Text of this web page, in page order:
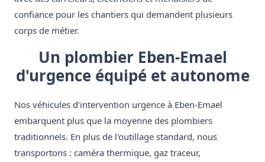
confiance pour les chantiers qui demandent plusieurs
corps de métier.
Un plombier Eben-Emael
d'urgence équipé et autonome
Nos véhicules d'intervention urgence à Eben-Emael
embarquent plus que la moyenne des plombiers
traditionnels. En plus de l'outillage standard, nous
transportons : caméra thermique, gaz traceur,